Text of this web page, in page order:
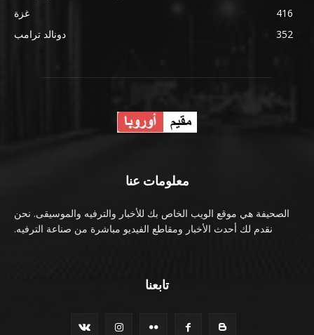
غزة
416
دونالد ترامب
352
معلومات عنا
الصحيفة هي موقع الويب الخاص بك للأخبار والترفيه والموسيقى. نحن
نقدم لك أحدث الأخبار ومقاطع الفيديو مباشرة من صناعة الترفيه.
تابعنا